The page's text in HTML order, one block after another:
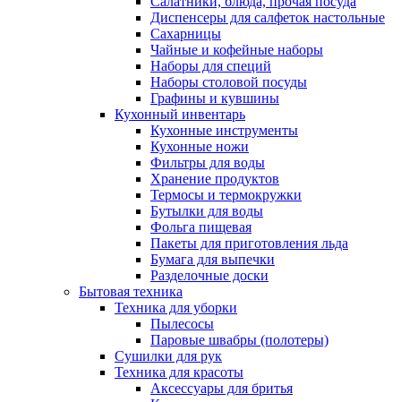
Диспенсеры для салфеток настольные
Сахарницы
Чайные и кофейные наборы
Наборы для специй
Наборы столовой посуды
Графины и кувшины
Кухонный инвентарь
Кухонные инструменты
Кухонные ножи
Фильтры для воды
Хранение продуктов
Термосы и термокружки
Бутылки для воды
Фольга пищевая
Пакеты для приготовления льда
Бумага для выпечки
Разделочные доски
Бытовая техника
Техника для уборки
Пылесосы
Паровые швабры (полотеры)
Сушилки для рук
Техника для красоты
Аксессуары для бритья